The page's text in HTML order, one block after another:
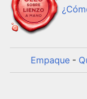
Empaque -